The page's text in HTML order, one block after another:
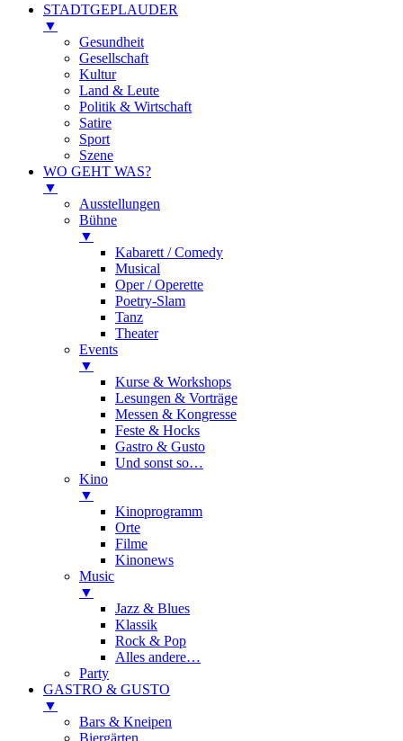
STADTGEPLAUDER
▼
Gesundheit
Gesellschaft
Kultur
Land & Leute
Politik & Wirtschaft
Satire
Sport
Szene
WO GEHT WAS?
▼
Ausstellungen
Bühne
▼
Kabarett / Comedy
Musical
Oper / Operette
Poetry-Slam
Tanz
Theater
Events
▼
Kurse & Workshops
Lesungen & Vorträge
Messen & Kongresse
Feste & Hocks
Gastro & Gusto
Und sonst so…
Kino
▼
Kinoprogramm
Orte
Filme
Kinonews
Music
▼
Jazz & Blues
Klassik
Rock & Pop
Alles andere…
Party
GASTRO & GUSTO
▼
Bars & Kneipen
Biergärten